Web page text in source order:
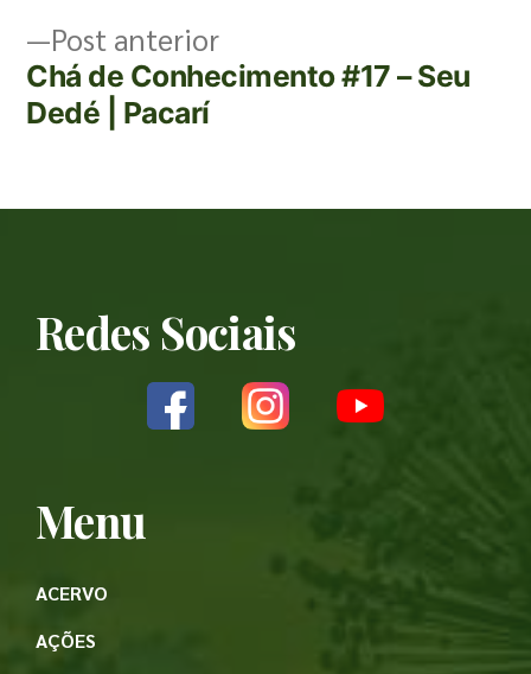
Post anterior
Chá de Conhecimento #17 – Seu
Dedé | Pacarí
Redes Sociais
Menu
ACERVO
AÇÕES